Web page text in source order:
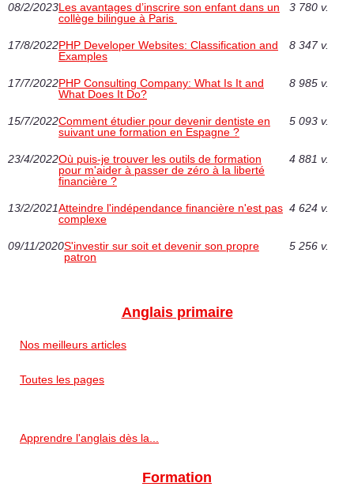
08/2/2023Les avantages d’inscrire son enfant dans un
collège bilingue à Paris
3 780 v.
17/8/2022PHP Developer Websites: Classification and
Examples
8 347 v.
17/7/2022PHP Consulting Company: What Is It and
What Does It Do?
8 985 v.
15/7/2022Comment étudier pour devenir dentiste en
suivant une formation en Espagne ‎?
5 093 v.
23/4/2022Où puis-je trouver les outils de formation
pour m'aider à passer de zéro à la liberté
financière ?
4 881 v.
13/2/2021Atteindre l'indépendance financière n'est pas
complexe
4 624 v.
09/11/2020S'investir sur soit et devenir son propre
patron
5 256 v.
Anglais primaire
Nos meilleurs articles
Toutes les pages
Apprendre l'anglais dès la...
Formation